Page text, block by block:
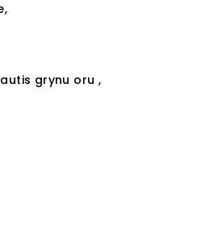
grynu oru ,